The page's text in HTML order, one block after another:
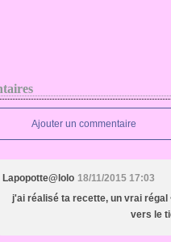
Ajouter un commentaire
Lapopotte@lolo 18/11/2015 17:03
j'ai réalisé ta recette, un vrai régal
vers le